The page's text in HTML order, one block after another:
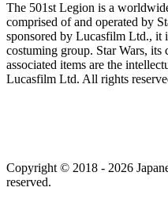
The 501st Legion is a
comprised of and operated by
sponsored by Lucasfilm Ltd., it
costuming group. Star Wars, its
associated items are the
Lucasfilm Ltd. All rights
Copyright © 2018 - 2026
reserved.